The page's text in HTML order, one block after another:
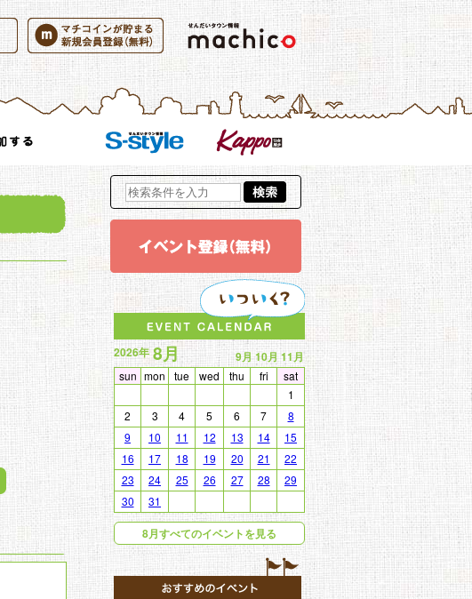
ログイン 新規会員登録
参加する S-Style
ここいこう！
詳細
イベント登録(無料)
おすすめイベント